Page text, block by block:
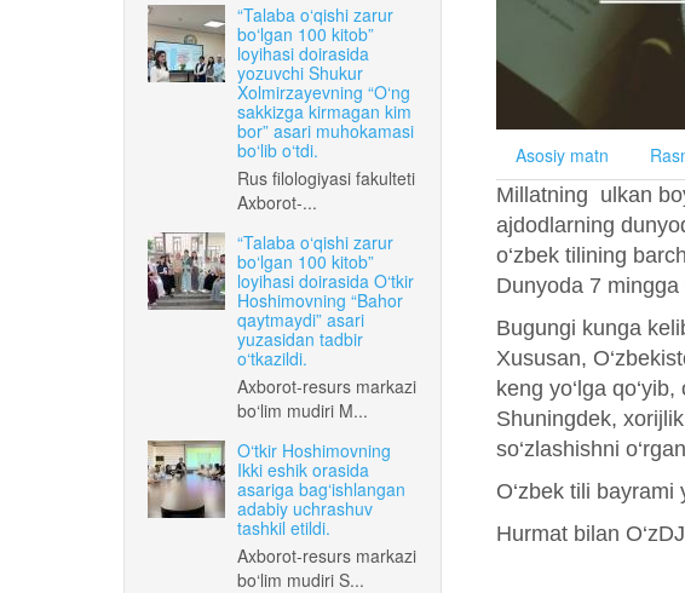
Asosiy matn
Millatning ulkan
ajdodlarning
o‘zbek tilining
Dunyoda 7
Bugungi kunga
Xususan,
keng yo‘lga
Shuningdek,
so‘zlashishni
O‘zbek tili bayrami
Hurmat bilan
“Talaba o‘qishi zarur
bo‘lgan 100 kitob”
loyihasi doirasida
yozuvchi Shukur
Xolmirzayevning “O‘ng
sakkizga kirmagan kim
bor” asari muhokamasi
bo‘lib o‘tdi.
Rus filologiyasi fakulteti
Axborot-...
“Talaba o‘qishi zarur
bo‘lgan 100 kitob”
loyihasi doirasida O‘tkir
Hoshimovning “Bahor
qaytmaydi” asari
yuzasidan tadbir
o‘tkazildi.
Axborot-resurs markazi
bo‘lim mudiri M...
O‘tkir Hoshimovning
Ikki eshik orasida
asariga bag‘ishlangan
adabiy uchrashuv
tashkil etildi.
Axborot-resurs markazi
bo‘lim mudiri S...